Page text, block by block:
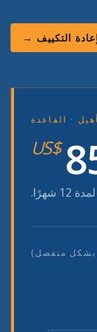
التكييف →
· القاعدة
US$
بشكل منفصل)